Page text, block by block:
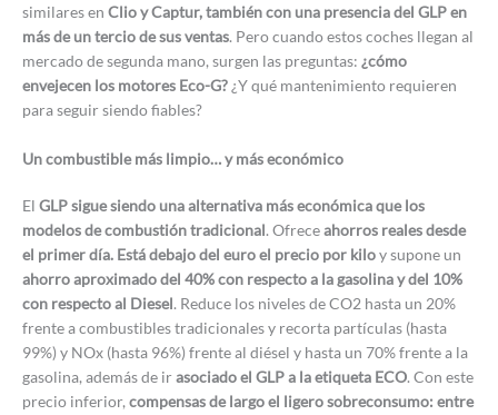
similares en Clio y Captur, también con una presencia del GLP en
más de un tercio de sus ventas. Pero cuando estos coches llegan al
mercado de segunda mano, surgen las preguntas: ¿cómo
envejecen los motores Eco-G? ¿Y qué mantenimiento requieren
para seguir siendo fiables?
Un combustible más limpio… y más económico
El GLP sigue siendo una alternativa más económica que los
modelos de combustión tradicional. Ofreceahorros reales desde
el primer día. Está debajo del euro el precio por kiloy supone un
ahorro aproximado del 40% con respecto a la gasolina y del 10%
con respecto al Diesel. Reduce los niveles de CO2 hasta un 20%
frente a combustibles tradicionales y recorta partículas (hasta
99%) y NOx (hasta 96%) frente al diésel y hasta un 70% frente a la
gasolina, además de irasociado el GLP a la etiqueta ECO. Con este
precio inferior, compensas de largo el ligero sobreconsumo: entre